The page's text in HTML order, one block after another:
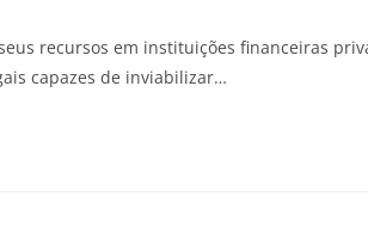
recursos em instituições financeiras
capazes de inviabilizar…